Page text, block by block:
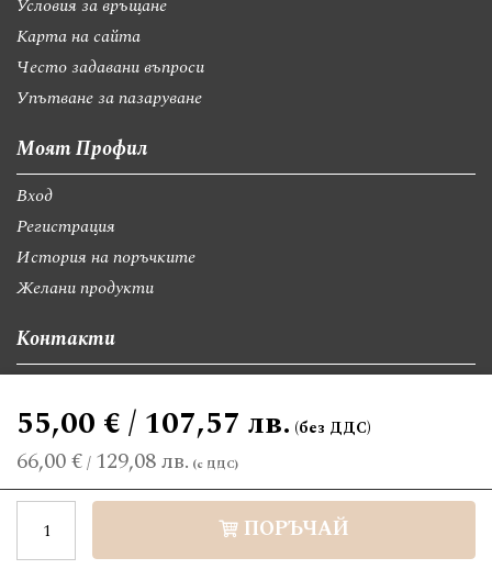
66,00 €/ 129,08 лв.
55,00 € / 107,57 лв.
ПОРЪЧАЙ
Условия за връщане
Карта на сайта
Често задавани въпроси
Упътване за пазаруване
Моят Профил
Вход
Регистрация
История на поръчките
Желани продукти
Контакти
giftsbgnet@gmail.com
+359 89 9528300
+359 89 8580494
©2026 giftsbg.net. Всички права запазени.
Електронен магазин